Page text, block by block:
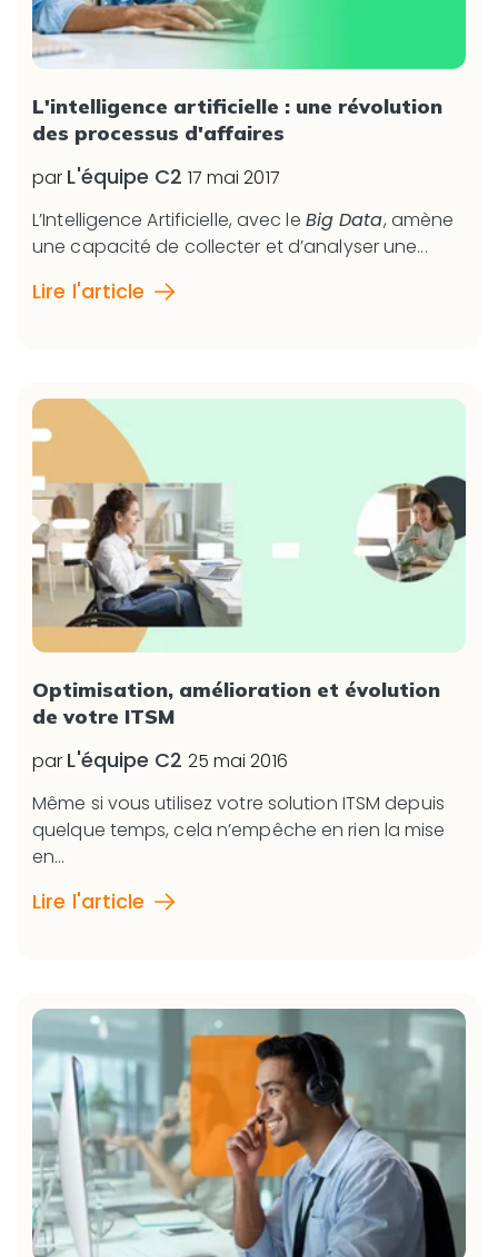
L'intelligence artificielle : une révolution
des processus d'affaires
par L'équipe C2 17 mai 2017
L’Intelligence Artificielle, avec le Big Data, amène
une capacité de collecter et d’analyser une...
Lire l'article
Optimisation, amélioration et évolution
de votre ITSM
par L'équipe C2 25 mai 2016
Même si vous utilisez votre solution ITSM depuis
quelque temps, cela n’empêche en rien la mise
en...
Lire l'article